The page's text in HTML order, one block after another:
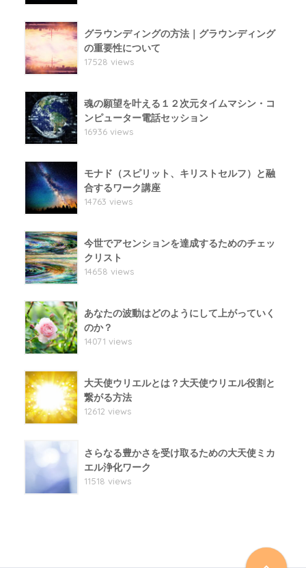
グラウンディングの方法｜グラウンディング
の重要性について
17528 views
魂の願望を叶える１２次元タイムマシン・コ
ンピューター電話セッション
16936 views
モナド（スピリット、キリストセルフ）と融
合するワーク講座
14763 views
今世でアセンションを達成するためのチェッ
クリスト
14658 views
あなたの波動はどのようにして上がっていく
のか？
14071 views
大天使ウリエルとは？大天使ウリエル役割と
繋がる方法
12612 views
さらなる豊かさを受け取るための大天使ミカ
エル浄化ワーク
11518 views